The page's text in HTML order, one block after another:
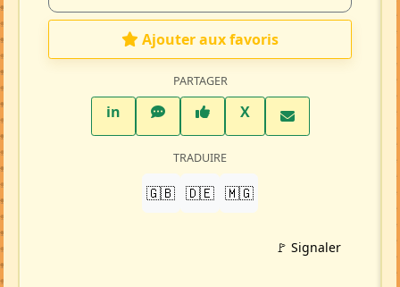
Ajouter aux favoris
PARTAGER
inLinkedInWhatsAppFacebook
XTwitter X
TRADUIRE
🇬🇧 🇩🇪 🇲🇬
🚩 Signaler